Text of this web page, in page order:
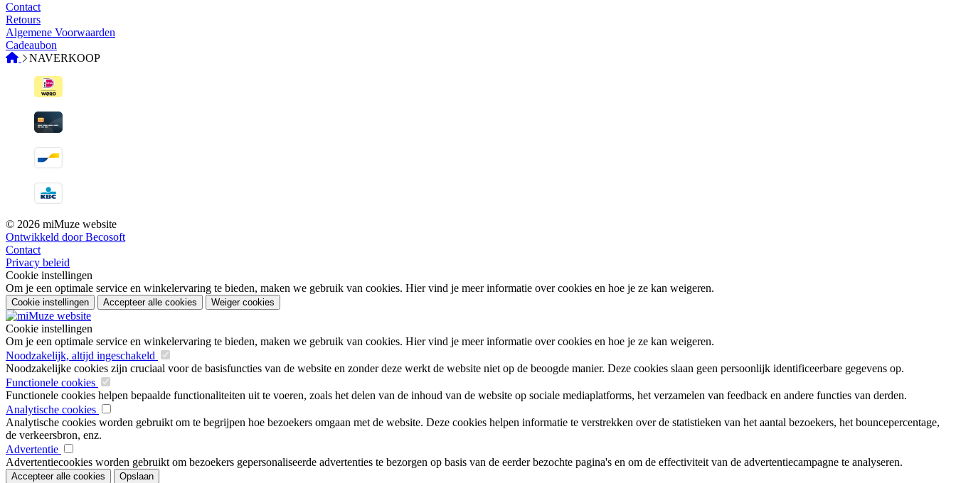
Contact
Retours
Algemene Voorwaarden
Cadeaubon
NAVERKOOP
© 2026 miMuze website
Ontwikkeld door Becosoft
Contact
Privacy beleid
Cookie instellingen
Om je een optimale service en winkelervaring te bieden, maken we gebruik van cookies. Hier vind je meer informatie over cookies en hoe je ze kan weigeren.
Cookie instellingen Accepteer alle cookies Weiger cookies
Cookie instellingen
Om je een optimale service en winkelervaring te bieden, maken we gebruik van cookies. Hier vind je meer informatie over cookies en hoe je ze kan weigeren.
Noodzakelijk, altijd ingeschakeld
Noodzakelijke cookies zijn cruciaal voor de basisfuncties van de website en zonder deze werkt de website niet op de beoogde manier. Deze cookies slaan geen persoonlijk identificeerbare gegevens op.
Functionele cookies
Functionele cookies helpen bepaalde functionaliteiten uit te voeren, zoals het delen van de inhoud van de website op sociale mediaplatforms, het verzamelen van feedback en andere functies van derden.
Analytische cookies
Analytische cookies worden gebruikt om te begrijpen hoe bezoekers omgaan met de website. Deze cookies helpen informatie te verstrekken over de statistieken van het aantal bezoekers, het bouncepercentage,
de verkeersbron, enz.
Advertentie
Advertentiecookies worden gebruikt om bezoekers gepersonaliseerde advertenties te bezorgen op basis van de eerder bezochte pagina's en om de effectiviteit van de advertentiecampagne te analyseren.
Accepteer alle cookies Opslaan